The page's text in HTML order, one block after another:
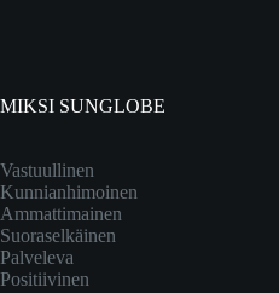
MIKSI SUNGLOBE
Vastuullinen
Kunnianhimoinen
Ammattimainen
Suoraselkäinen
Palveleva
Positiivinen